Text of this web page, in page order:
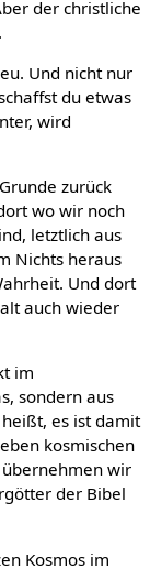
der christliche
Und nicht nur
du etwas
wird
zurück
wo wir noch
letztlich aus
Nichts heraus
Und dort
auch wieder
im
sondern aus
es ist damit
kosmischen
wir
der Bibel
Kosmos im